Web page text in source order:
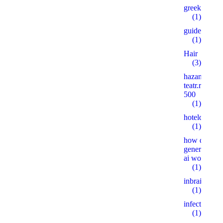
(1)
guide
(1)
Hair
(3)
hazanov-
teatr.ru
500
(1)
(1)
how does
generative
ai work
(1)
inbrain.uz
(1)
infectex.ru
(1)